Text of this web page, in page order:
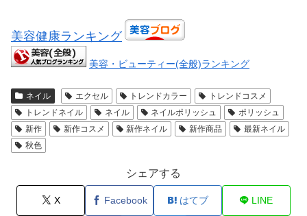
美容健康ランキング
美容・ビューティー(全般)ランキング
ネイル エクセル トレンドカラー
トレンドコスメ
トレンドネイル
ネイル ネイルポリッシュ
ポリッシュ
新作
新作コスメ 新作ネイル 新作商品
最新ネイル
秋色
シェアする
X Facebook はてブ LINE